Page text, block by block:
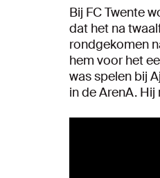
Bij FC Twente
dat het na
rondgekomen
hem voor het
was spelen bij
in de ArenA.